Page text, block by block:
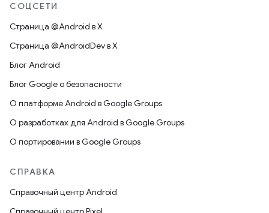
СОЦСЕТИ
Страница @Android в X
Страница @AndroidDev в X
Блог Android
Блог Google о безопасности
О платформе Android в Google Groups
О разработках для Android в Google Groups
О портировании в Google Groups
СПРАВКА
Справочный центр Android